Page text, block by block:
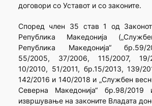
договори со Уставот и со законите.
Според член 35 став 1 од
Република Македонија
Република Македонија“ бр.59/
55/2005, 37/2006, 115/2007, 19/
10/2010, 51/2011, бр.15/2013, 139/
142/2016 и 140/2018 и „Службен
Северна Македонија“ бр.98/
извршување на законите Владата